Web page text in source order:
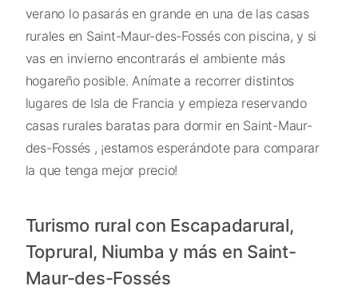
verano lo pasarás en grande en una de las casas
rurales en Saint-Maur-des-Fossés con piscina, y si
vas en invierno encontrarás el ambiente más
hogareño posible. Anímate a recorrer distintos
lugares de Isla de Francia y empieza reservando
casas rurales baratas para dormir en Saint-Maur-
des-Fossés , ¡estamos esperándote para comparar
la que tenga mejor precio!
Turismo rural con Escapadarural,
Toprural, Niumba y más en Saint-
Maur-des-Fossés